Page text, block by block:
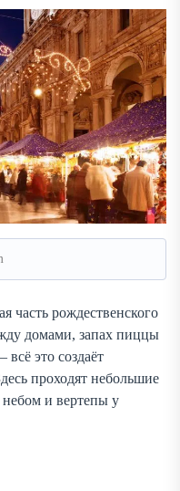
часть рождественского
домами, запах пиццы
это создаёт
проходят небольшие
и вертепы у